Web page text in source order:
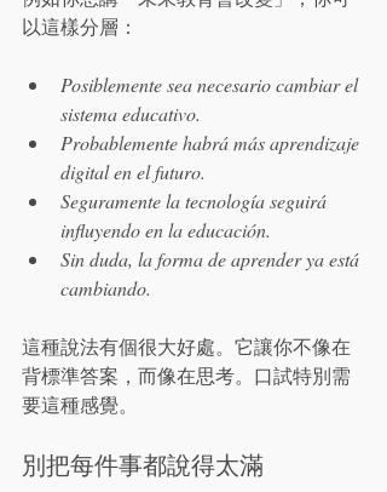
以這樣分層：
Posiblemente sea necesario cambiar el
sistema educativo.
Probablemente habrá más aprendizaje
digital en el futuro.
Seguramente la tecnología seguirá
influyendo en la educación.
Sin duda, la forma de aprender ya está
cambiando.
這種說法有個很大好處。它讓你不像在
背標準答案，而像在思考。口試特別需
要這種感覺。
別把每件事都說得太滿